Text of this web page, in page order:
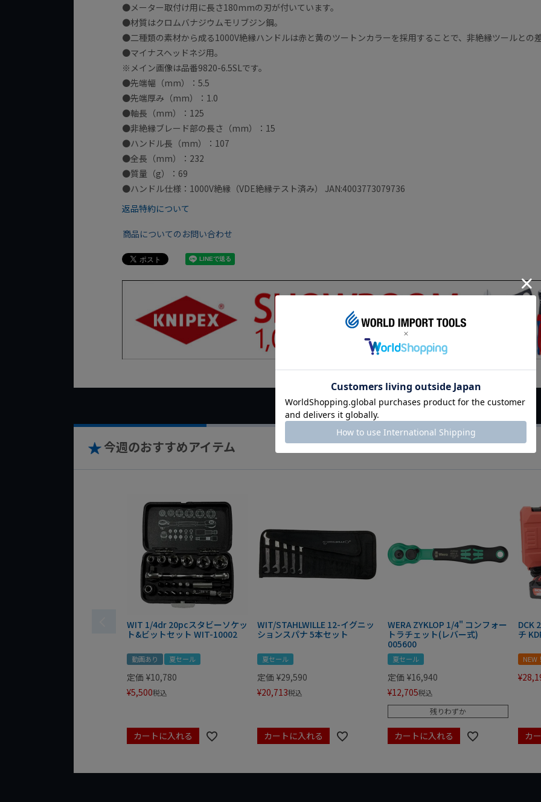
●メーター取付け用に長さ180mmの刃が付いています。
●材質はクロムバナジウムモリブジン鋼。
●二種類の素材から成る1000V絶縁ハンドルは赤と黄のツートンカラーを採用することで、非絶縁ツールとの差
●マイナスヘッドネジ用。
※メイン画像は品番9820-6.5SLです。
●先端幅（mm）：5.5
●先端厚み（mm）：1.0
●軸長（mm）：125
●非絶縁ブレード部の長さ（mm）：15
●ハンドル長（mm）：107
●全長（mm）：232
●質量（g）：69
●ハンドル仕様：1000V絶縁（VDE絶縁テスト済み） JAN:4003773079736
返品特約について
商品についてのお問い合わせ
今週のおすすめアイテム
WIT 1/4dr 20pcスタビーソケッ
ト&ビットセット WIT-10002
動画あり 夏セール
定価 ¥10,780
¥5,500税込
カートに入れる
WIT/STAHLWILLE 12-イグニッ
ションスパナ 5本セット
夏セール
定価 ¥29,590
¥20,713税込
カートに入れる
WERA ZYKLOP 1/4" コンフォー
トラチェット(レバー式)
005600
夏セール
定価 ¥16,940
¥12,705税込
残りわずか
カートに入れる
DCK
チ
NEW！
¥
カ